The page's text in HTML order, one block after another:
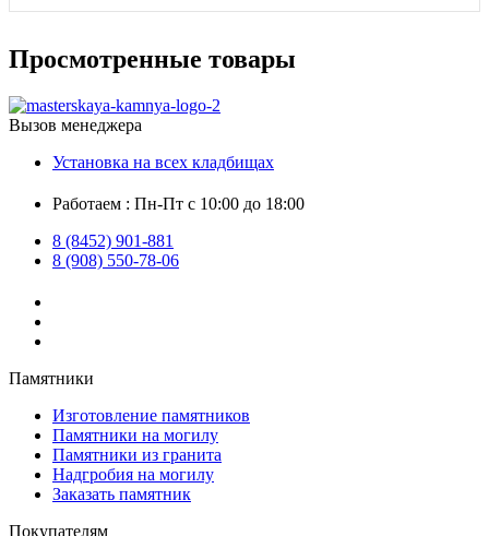
Просмотренные товары
Вызов менеджера
Установка на всех кладбищах
Работаем : Пн-Пт с 10:00 до 18:00
8 (8452) 901-881
8 (908) 550-78-06
Памятники
Изготовление памятников
Памятники на могилу
Памятники из гранита
Надгробия на могилу
Заказать памятник
Покупателям